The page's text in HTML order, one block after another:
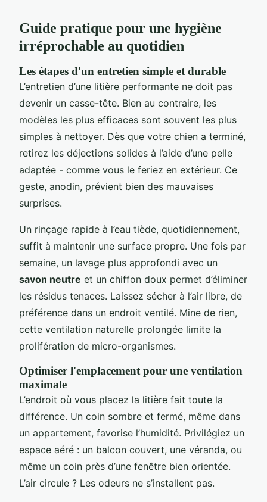
Guide pratique pour une hygiène
irréprochable au quotidien
Les étapes d'un entretien simple et durable
L’entretien d’une litière performante ne doit pas
devenir un casse-tête. Bien au contraire, les
modèles les plus efficaces sont souvent les plus
simples à nettoyer. Dès que votre chien a terminé,
retirez les déjections solides à l’aide d’une pelle
adaptée - comme vous le feriez en extérieur. Ce
geste, anodin, prévient bien des mauvaises
surprises.
Un rinçage rapide à l’eau tiède, quotidiennement,
suffit à maintenir une surface propre. Une fois par
semaine, un lavage plus approfondi avec un
savon neutre et un chiffon doux permet d’éliminer
les résidus tenaces. Laissez sécher à l’air libre, de
préférence dans un endroit ventilé. Mine de rien,
cette ventilation naturelle prolongée limite la
prolifération de micro-organismes.
Optimiser l'emplacement pour une ventilation
maximale
L’endroit où vous placez la litière fait toute la
différence. Un coin sombre et fermé, même dans
un appartement, favorise l’humidité. Privilégiez un
espace aéré : un balcon couvert, une véranda, ou
même un coin près d’une fenêtre bien orientée.
L’air circule ? Les odeurs ne s’installent pas.